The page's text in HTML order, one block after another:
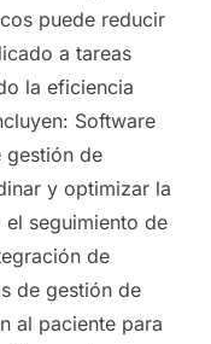
puede reducir
a tareas
la eficiencia
Software
gestión de
y optimizar la
seguimiento de
de
de gestión de
al paciente para